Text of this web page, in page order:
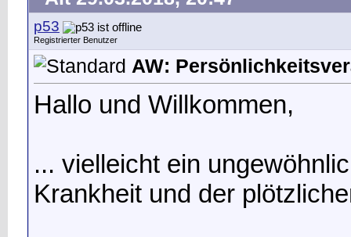
p53
Registrierter Benutzer
AW:
Hallo und Willkommen,
... vielleicht ein
Krankheit und der